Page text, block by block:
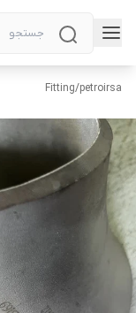
petroirsa
/
Fitting